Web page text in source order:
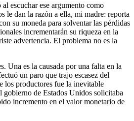
escuchar ese argumento como
le dan la razón a ella, mi madre: reporta
su moneda para solventar las pérdidas
incrementarán su riqueza en la
advertencia. El problema no es la
Una es la causada por una falta en la
un paro que trajo escasez del
los productores fue la inevitable
de Estados Unidos solicitaba
incremento en el valor monetario de